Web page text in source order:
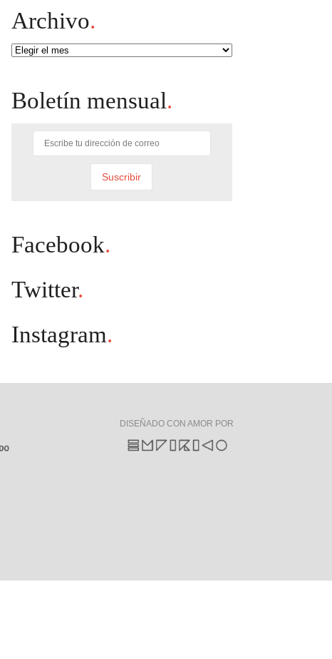
Archivo.
Archivo
Boletín mensual.
Facebook.
Twitter.
Instagram.
DISEÑADO CON AMOR POR